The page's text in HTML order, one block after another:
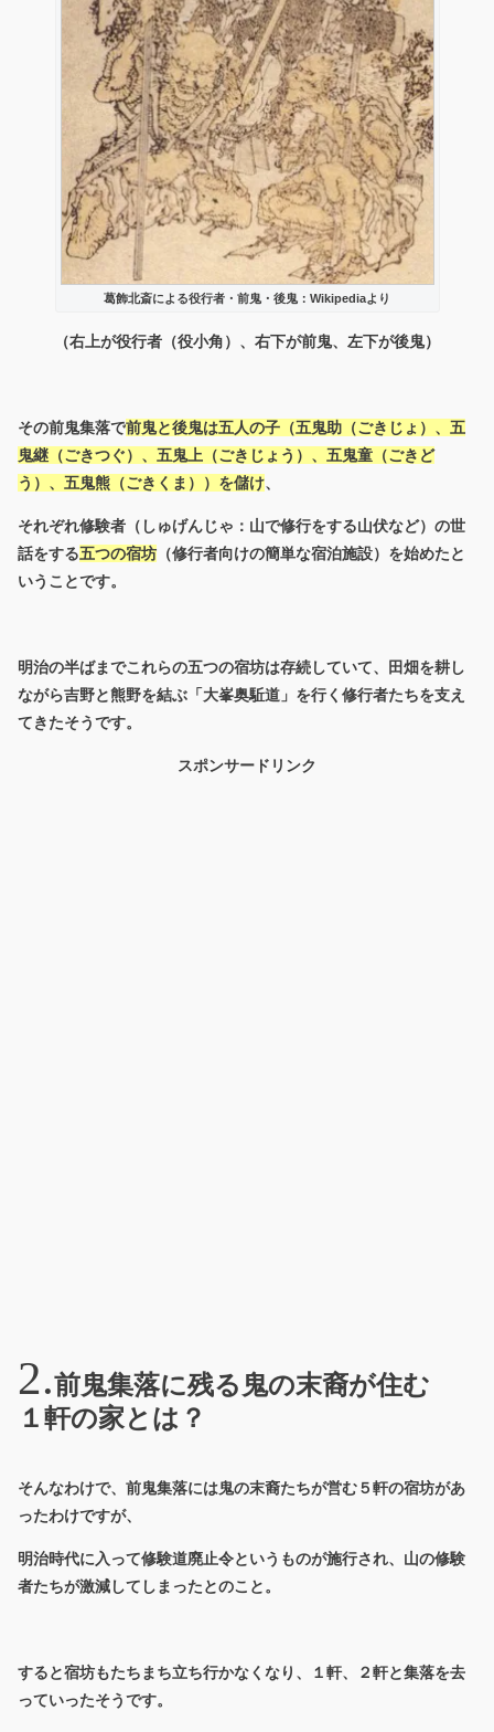
葛飾北斎による役行者・前鬼・後鬼：Wikipediaより
（右上が役行者（役小角）、右下が前鬼、左下が後鬼）
その前鬼集落で前鬼と後鬼は五人の子（五鬼助（ごきじょ）、五
鬼継（ごきつぐ）、五鬼上（ごきじょう）、五鬼童（ごきど
う）、五鬼熊（ごきくま））を儲け、
それぞれ修験者（しゅげんじゃ：山で修行をする山伏など）の世
話をする五つの宿坊 （修行者向けの簡単な宿泊施設）を始めたと
いうことです。
明治の半ばまでこれらの五つの宿坊は存続していて、田畑を耕し
ながら吉野と熊野を結ぶ「大峯奥駈道」を行く修行者たちを支え
てきたそうです。
スポンサードリンク
前鬼集落に残る鬼の末裔が住む
１軒の家とは？
そんなわけで、前鬼集落には鬼の末裔たちが営む５軒の宿坊があ
ったわけですが、
明治時代に入って修験道廃止令というものが施行され、山の修験
者たちが激減してしまったとのこと。
すると宿坊もたちまち立ち行かなくなり、１軒、２軒と集落を去
っていったそうです。